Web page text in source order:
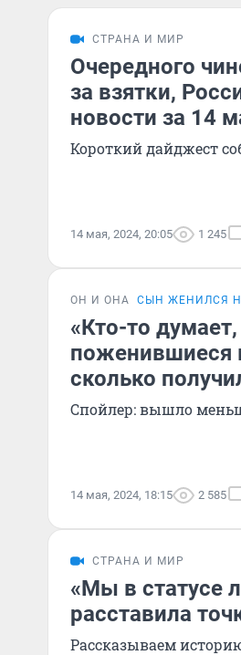
СТРАНА И МИР
Очередного
за взятки,
новости за 14
Короткий дайджест
14 мая, 2024, 20:05 1 245
ОН И ОНА СЫН ЖЕНИЛСЯ
«Кто-то
поженившиеся
сколько
Спойлер: вышло
14 мая, 2024, 18:15 2 585
СТРАНА И МИР
«Мы в статусе
расставила
Рассказываем